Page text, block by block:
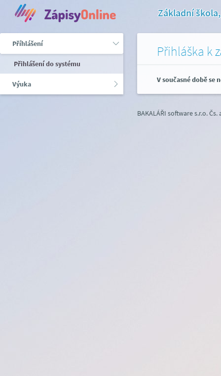
Základní
Příhlášení
Přihlášení do systému
Výuka
Přihláška k
V současné době se
BAKALÁŘI software s.r.o.Čs.